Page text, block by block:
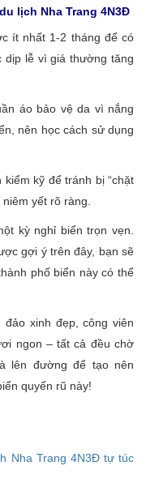
lịch Nha Trang 4N3Đ
ít nhất 1-2 tháng để có
dịp lễ vì giá thường tăng
áo bảo vệ da vì nắng
nên học cách sử dụng
kỹ để tránh bị “chặt
yết rõ ràng.
kỳ nghỉ biển trọn vẹn.
gợi ý trên đây, bạn sẽ
phố biển này có thể
xinh đẹp, công viên
ngon – tất cả đều chờ
lên đường để tạo nên
quyến rũ này!
Nha Trang 4N3Đ tự túc